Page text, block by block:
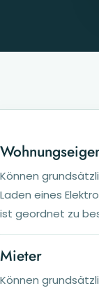
Können
Laden eines
ist geordnet zu
Mieter
Können